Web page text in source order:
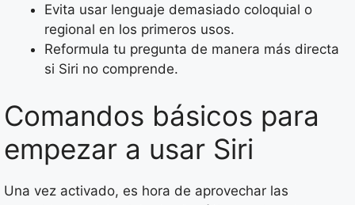
Evita usar lenguaje demasiado coloquial o
regional en los primeros usos.
Reformula tu pregunta de manera más directa
si Siri no comprende.
Comandos básicos para
empezar a usar Siri
Una vez activado, es hora de aprovechar las